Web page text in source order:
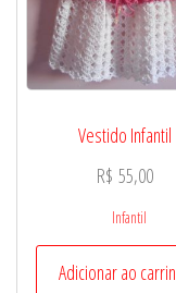
Vestido Infantil
R$ 55,00
Infantil
Adicionar ao